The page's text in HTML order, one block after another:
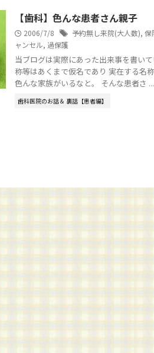
【歯科】色んな患者さん親子
2006/7/8 予約無し来院(大人数), 保
ャンセル, 過保護
当ブログは実際にあった出来事を書い
称等はあくまで仮名であり 実在する名
色んな家族がいるなと。 そんな患者さ ...
歯科医院のお話＆ 裏話【患者編】